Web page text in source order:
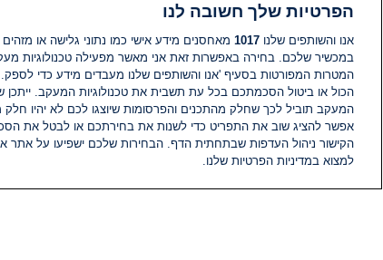
הפרטיות שלך חשובה לנו
אנו והשותפים שלנו 1017 מאחסנים מידע אישי כמו נתוני גלישה או מזהים
במכשיר שלכם. בחירה באפשרות זאת אני מאשר מפעילה טכנולוגיות
המטרות המפורטות בסעיף 'אנו והשותפים שלנו מעבדים מידע כדי
הכול או ביטול הסכמתכם בכל עת תשבית את טכנולוגיות המעקב. ייתכן
המעקב תוביל לכך שחלק מהתכנים והפרסומות שיוצגו לכם לא יהיו חלק
אפשר להציג שוב את התפריט כדי לשנות את בחירתכם או לבטל את
הקישור ניהול העדפות שבתחתית הדף. הבחירות שלכם ישפיעו על אתר
למצוא במדיניות הפרטיות שלנו.